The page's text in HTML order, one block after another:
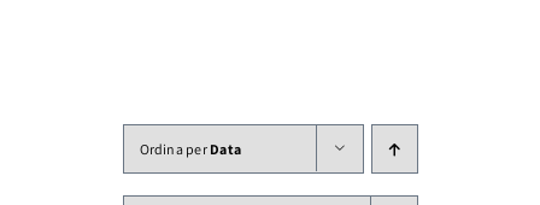
Ordina per Data